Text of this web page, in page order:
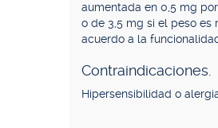
aumentada en 0,5 mg
o de 3,5 mg si el peso es
acuerdo a la
Contraindicaciones.
Hipersensibilidad o